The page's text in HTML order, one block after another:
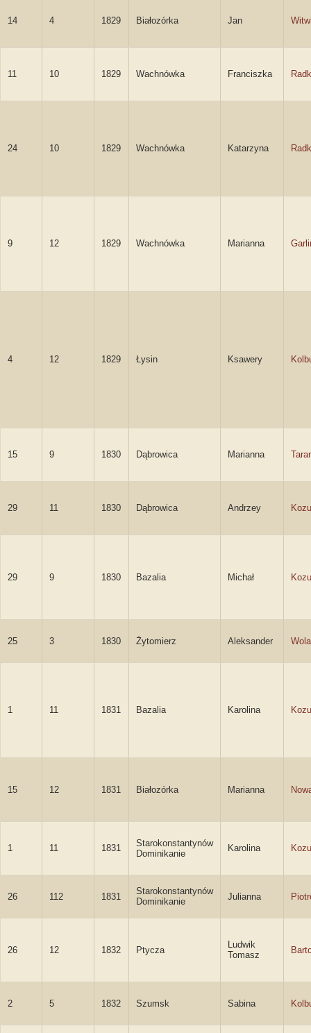
14 4 1829 Białozórka Jan
11 10 1829 Wachnówka Franciszka
24 10 1829 Wachnówka Katarzyna
9 12 1829 Wachnówka Marianna
4 12 1829 Łysin Ksawery
15 9 1830 Dąbrowica Marianna
29 11 1830 Dąbrowica Andrzey
29 9 1830 Bazalia Michał
25 3 1830 Żytomierz Aleksander
1 11 1831 Bazalia Karolina
15 12 1831 Białozórka Marianna
1 11 1831
Starokonstantynów
Dominikanie
Karolina
26 112 1831
Starokonstantynów
Dominikanie
Julianna
26 12 1832 Ptycza
Ludwik
Tomasz
2 5 1832 Szumsk Sabina